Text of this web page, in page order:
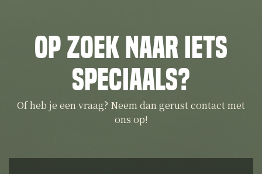
Op zoek naar iets
speciaals?
Of heb je een vraag? Neem dan gerust contact met
ons op!